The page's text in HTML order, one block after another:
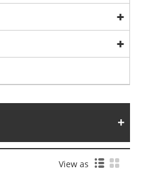
View as